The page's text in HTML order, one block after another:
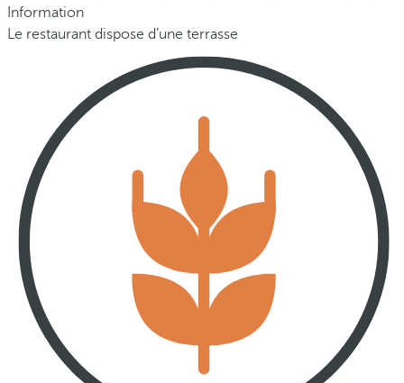
Information
Le restaurant dispose d’une terrasse